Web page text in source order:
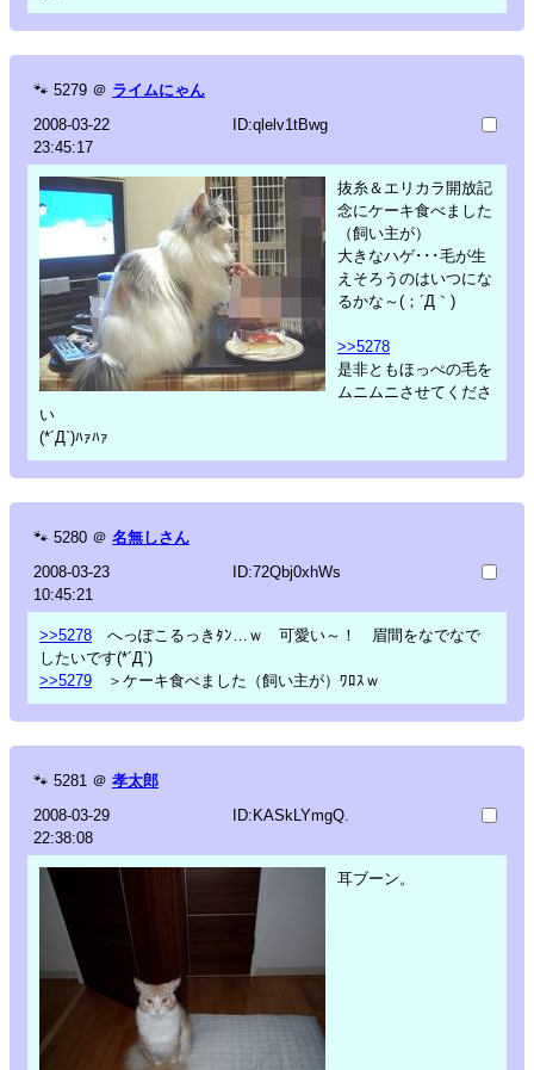
🐾 5279 ＠ ライムにゃん
2008-03-22
23:45:17
ID:qlelv1tBwg
抜糸＆エリカラ開放記
念にケーキ食べました
（飼い主が）
大きなハゲ･･･毛が生
えそろうのはいつにな
るかな～(；´Д｀)
>>5278
是非ともほっぺの毛を
ムニムニさせてくださ
い
(*´Д`)ﾊｧﾊｧ
🐾 5280 ＠ 名無しさん
2008-03-23
10:45:21
ID:72Qbj0xhWs
>>5278 へっぽこるっきﾀﾝ…ｗ 可愛い～！ 眉間をなでなで
したいです(*´Д`)
>>5279 ＞ケーキ食べました（飼い主が）ﾜﾛｽｗ
🐾 5281 ＠ 孝太郎
2008-03-29
22:38:08
ID:KASkLYmgQ.
耳ブーン。